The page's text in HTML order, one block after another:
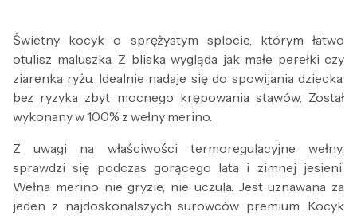
Świetny kocyk o sprężystym splocie, którym łatwo
otulisz maluszka. Z bliska wygląda jak małe perełki czy
ziarenka ryżu. Idealnie nadaje się do spowijania dziecka,
bez ryzyka zbyt mocnego krępowania stawów. Został
wykonany w 100% z wełny merino.
Z uwagi na właściwości termoregulacyjne wełny,
sprawdzi się podczas gorącego lata i zimnej jesieni.
Wełna merino nie gryzie, nie uczula. Jest uznawana za
jeden z najdoskonalszych surowców premium. Kocyk